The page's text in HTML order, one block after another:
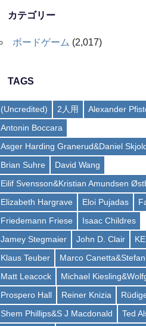
カテゴリー
ボードゲーム (2,017)
TAGS
(Uncredited) 2人用 Alexander
Antonin Boccara
Asger Harding Granerud&Daniel
Brian Suhre
David Wang
Eilif Svensson&Kristian Amundsen
Elizabeth Hargrave
Eloi Pujadas
Friedemann Friese
Isaac Childres
Jamey Stegmaier
John D. Clair
Klaus Teuber
Marco
Matt Leacock
Michael
Prospero Hall
Reiner Knizia
Shem Phillips&S J Macdonald
Ted